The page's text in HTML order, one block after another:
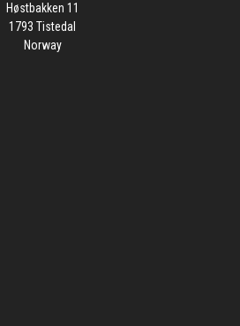
Høstbakken 11
1793 Tistedal
Norway